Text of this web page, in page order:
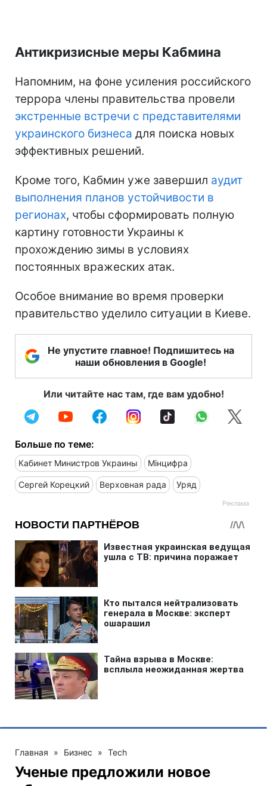
Антикризисные меры Кабмина
Напомним, на фоне усиления российского
террора члены правительства провели
экстренные встречи с представителями
украинского бизнеса для поиска новых
эффективных решений.
Кроме того, Кабмин уже завершил аудит
выполнения планов устойчивости в
регионах, чтобы сформировать полную
картину готовности Украины к
прохождению зимы в условиях
постоянных вражеских атак.
Особое внимание во время проверки
правительство уделило ситуации в Киеве.
Не упустите главное! Подпишитесь на
наши обновления в Google!
Или читайте нас там, где вам удобно!
Больше по теме:
Кабинет Министров Украины Мінцифра
Сергей Корецкий Верховная рада Уряд
Главная » Бизнес » Tech
Ученые предложили новое